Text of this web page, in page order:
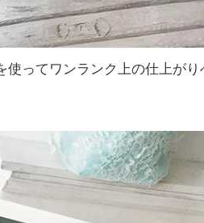
使ってワンランク上の仕上が